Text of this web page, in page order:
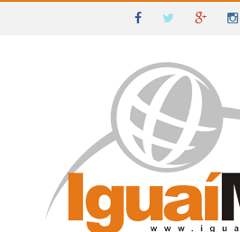
IGUAÍ E SUDOESTE DA BAHIA